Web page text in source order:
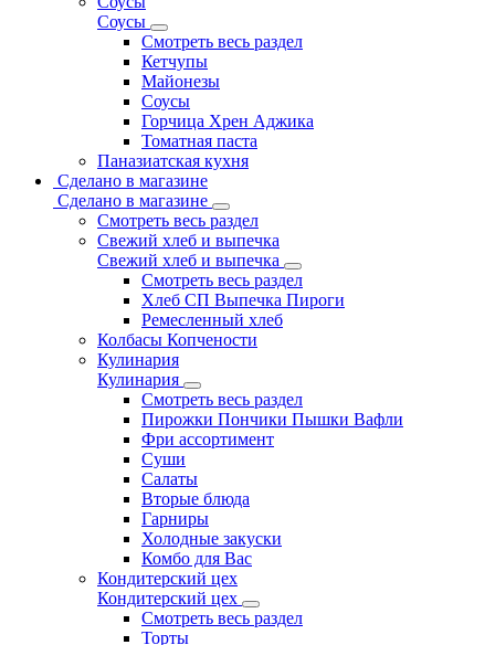
Соусы
Смотреть весь раздел
Кетчупы
Майонезы
Соусы
Горчица Хрен Аджика
Томатная паста
Паназиатская кухня
Сделано в магазине
Сделано в магазине
Смотреть весь раздел
Свежий хлеб и выпечка
Свежий хлеб и выпечка
Смотреть весь раздел
Хлеб СП Выпечка Пироги
Ремесленный хлеб
Колбасы Копчености
Кулинария
Кулинария
Смотреть весь раздел
Пирожки Пончики Пышки Вафли
Фри ассортимент
Суши
Салаты
Вторые блюда
Гарниры
Холодные закуски
Комбо для Вас
Кондитерский цех
Кондитерский цех
Смотреть весь раздел
Торты